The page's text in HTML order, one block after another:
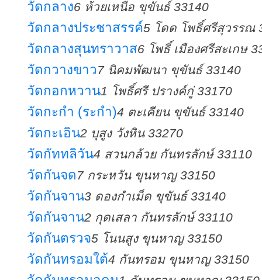
วัดกลาง6 ห้วยเหนือ ขุขันธ์ 33140
วัดกลางประชาสรรค์5 โดด โพธิ์ศรีสุวรรณ
วัดกลางสุนทราวาส6 โพธิ์ เมืองศรีสะเกษ
วัดกวางขาว7 นิคมพัฒนา ขุขันธ์ 33140
วัดกอกหวาน1 โพธิ์ศรี ปรางค์กู่ 33170
วัดกะกำ (ระกำ)4 ตะเคียน ขุขันธ์ 33140
วัดกะเอิน2 บุสูง วังหิน 33270
วัดกัททลิวัน4 สวนกล้วย กันทรลักษ์ 33110
วัดกันจด7 กระหวัน ขุนหาญ 33150
วัดกันจาน3 ดองกำเม็ด ขุขันธ์ 33140
วัดกันจาน2 กุดเสลา กันทรลักษ์ 33110
วัดกันตรวจ5 โนนสูง ขุนหาญ 33150
วัดกันทรอมใต้4 กันทรอม ขุนหาญ 33150